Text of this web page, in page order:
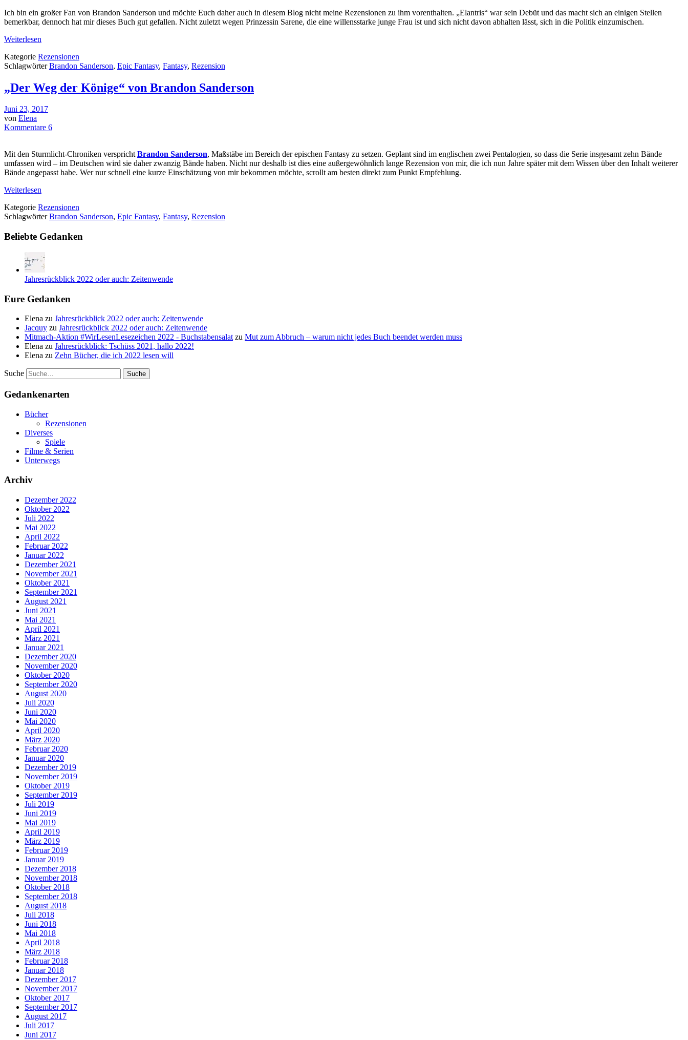
Ich bin ein großer Fan von Brandon Sanderson und möchte Euch daher auch in diesem Blog nicht meine Rezensionen zu ihm vorenthalten. „Elantris“ war sein Debüt und das macht sich an einigen Stellen
bemerkbar, dennoch hat mir dieses Buch gut gefallen. Nicht zuletzt wegen Prinzessin Sarene, die eine willensstarke junge Frau ist und sich nicht davon abhalten lässt, sich in die Politik einzumischen.
Weiterlesen
Kategorie Rezensionen
SchlagwörterBrandon Sanderson, Epic Fantasy, Fantasy, Rezension
„Der Weg der Könige“ von Brandon Sanderson
Juni 23, 2017
von Elena
Kommentare 6
Mit den Sturmlicht-Chroniken versprichtBrandon Sanderson, Maßstäbe im Bereich der epischen Fantasy zu setzen. Geplant sind im englischen zwei Pentalogien, so dass die Serie insgesamt zehn Bände
umfassen wird – im Deutschen wird sie daher zwanzig Bände haben. Nicht nur deshalb ist dies eine außergewöhnlich lange Rezension von mir, die ich nun Jahre später mit dem Wissen über den Inhalt weiterer
Bände angepasst habe. Wer nur schnell eine kurze Einschätzung von mir bekommen möchte, scrollt am besten direkt zum Punkt Empfehlung.
Weiterlesen
Kategorie Rezensionen
SchlagwörterBrandon Sanderson, Epic Fantasy, Fantasy, Rezension
Beliebte Gedanken
Jahresrückblick 2022 oder auch: Zeitenwende
Eure Gedanken
Elena zu Jahresrückblick 2022 oder auch: Zeitenwende
Jacquy zu Jahresrückblick 2022 oder auch: Zeitenwende
Mitmach-Aktion #WirLesenLesezeichen 2022 - Buchstabensalat zu Mut zum Abbruch – warum nicht jedes Buch beendet werden muss
Elena zu Jahresrückblick: Tschüss 2021, hallo 2022!
Elena zu Zehn Bücher, die ich 2022 lesen will
Suche
Gedankenarten
Bücher
Rezensionen
Diverses
Spiele
Filme & Serien
Unterwegs
Archiv
Dezember 2022
Oktober 2022
Juli 2022
Mai 2022
April 2022
Februar 2022
Januar 2022
Dezember 2021
November 2021
Oktober 2021
September 2021
August 2021
Juni 2021
Mai 2021
April 2021
März 2021
Januar 2021
Dezember 2020
November 2020
Oktober 2020
September 2020
August 2020
Juli 2020
Juni 2020
Mai 2020
April 2020
März 2020
Februar 2020
Januar 2020
Dezember 2019
November 2019
Oktober 2019
September 2019
Juli 2019
Juni 2019
Mai 2019
April 2019
März 2019
Februar 2019
Januar 2019
Dezember 2018
November 2018
Oktober 2018
September 2018
August 2018
Juli 2018
Juni 2018
Mai 2018
April 2018
März 2018
Februar 2018
Januar 2018
Dezember 2017
November 2017
Oktober 2017
September 2017
August 2017
Juli 2017
Juni 2017